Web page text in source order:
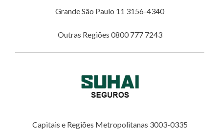
Grande São Paulo 11 3156-4340
Outras Regiões 0800 777 7243
Capitais e Regiões Metropolitanas 3003-0335